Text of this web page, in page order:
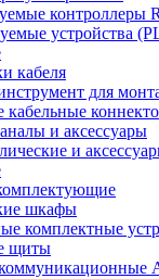
контроллеры
устройства
кабеля
для
кабельные
и аксессуары
и
шкафы
комплектные
щиты